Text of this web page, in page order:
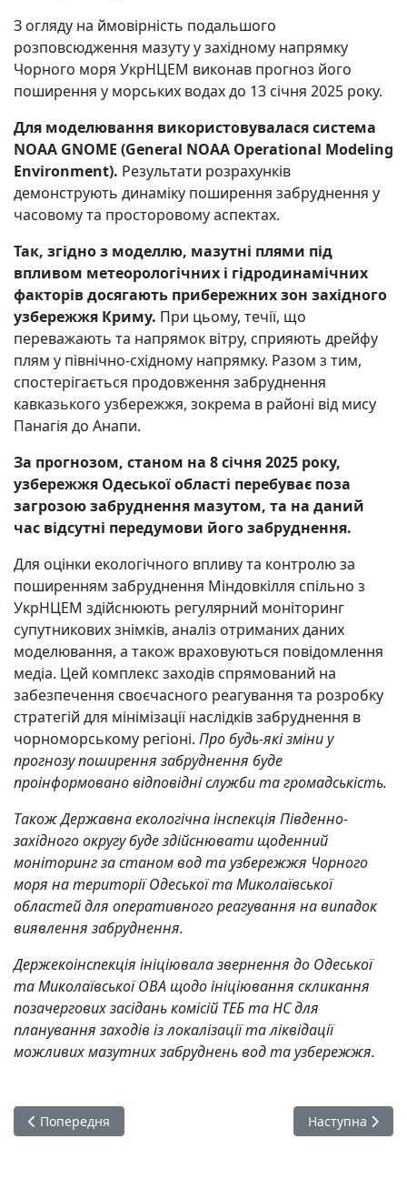
З огляду на ймовірність подальшого
розповсюдження мазуту у західному напрямку
Чорного моря УкрНЦЕМ виконав прогноз його
поширення у морських водах до 13 січня 2025 року.
Для моделювання використовувалася система
NOAA GNOME (General NOAA Operational Modeling
Environment). Результати розрахунків
демонструють динаміку поширення забруднення у
часовому та просторовому аспектах.
Так, згідно з моделлю, мазутні плями під
впливом метеорологічних і гідродинамічних
факторів досягають прибережних зон західного
узбережжя Криму. При цьому, течії, що
переважають та напрямок вітру, сприяють дрейфу
плям у північно-східному напрямку. Разом з тим,
спостерігається продовження забруднення
кавказького узбережжя, зокрема в районі від мису
Панагія до Анапи.
За прогнозом, станом на 8 січня 2025 року,
узбережжя Одеської області перебуває поза
загрозою забруднення мазутом, та на даний
час відсутні передумови його забруднення.
Для оцінки екологічного впливу та контролю за
поширенням забруднення Міндовкілля спільно з
УкрНЦЕМ здійснюють регулярний моніторинг
супутникових знімків, аналіз отриманих даних
моделювання, а також враховуються повідомлення
медіа. Цей комплекс заходів спрямований на
забезпечення своєчасного реагування та розробку
стратегій для мінімізації наслідків забруднення в
чорноморському регіоні. Про будь-які зміни у
прогнозу поширення забруднення буде
проінформовано відповідні служби та громадськість.
Також Державна екологічна інспекція Південно-
західного округу буде здійснювати щоденний
моніторинг за станом вод та узбережжя Чорного
моря на території Одеської та Миколаївської
областей для оперативного реагування на випадок
виявлення забруднення.
Держекоінспекція ініціювала звернення до Одеської
та Миколаївської ОВА щодо ініціювання скликання
позачергових засідань комісій ТЕБ та НС для
планування заходів із локалізації та ліквідації
можливих мазутних забруднень вод та узбережжя.
Попередня стаття: Критичні 1,5°C вже досягнуто? Темпи
Попередня Наступна
Наступна